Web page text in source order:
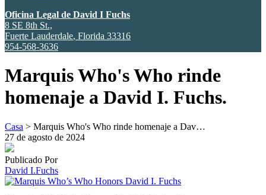
Oficina Legal de David I Fuchs
8 SE 8th St.,
Fuerte Lauderdale, Florida 33316
954-568-3636
Marquis Who's Who rinde
homenaje a David I. Fuchs.
Casa > Marquis Who's Who rinde homenaje a Dav…
27 de agosto de 2024
Publicado Por
David I.Fuchs